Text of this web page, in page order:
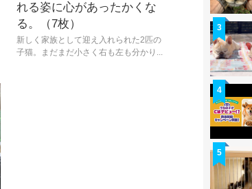
れる姿に心があったかくな
る。（7枚）
新しく家族として迎え入れられた2匹の
子猫。まだまだ小さく右も左も分かり...
3
4
5